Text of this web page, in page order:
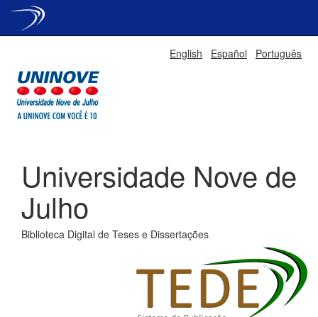
English Español Português
Universidade Nove de
Julho
Biblioteca Digital de Teses e Dissertações